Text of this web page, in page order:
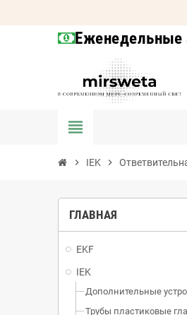
Еженедельные
view_headline
chevron_right IEK chevron_right
ГЛАВНАЯ
EKF
IEK
Дополнительные
Трубы пластиковые